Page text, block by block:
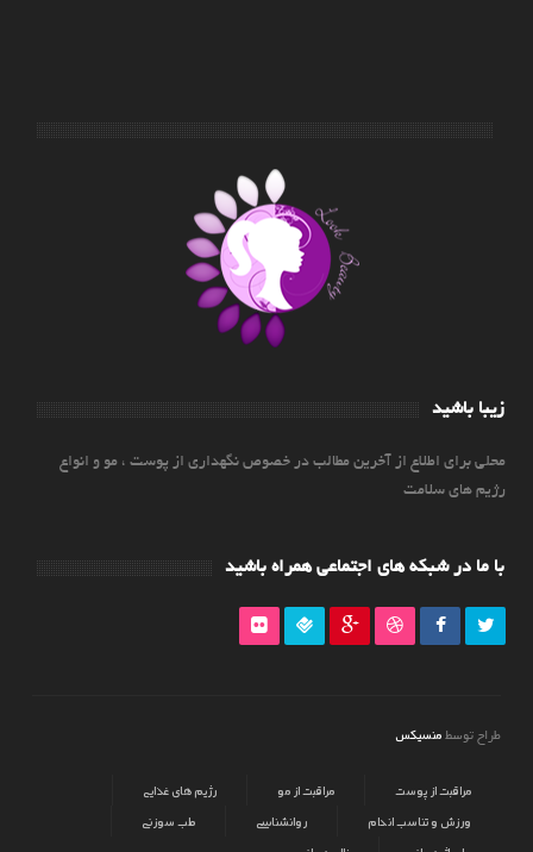
زیبا باشید
محلی برای اطلاع از آخرین مطالب در خصوص نگهداری از پوست ، مو و انواع
رژیم های سلامت
با ما در شبکه های اجتماعی همراه باشید
طراح توسط منسیکس
مراقبت از پوست مراقبت از مو
رژیم های غذایی
ورزش و تناسب اندام
روانشناسی
طب سوزنی